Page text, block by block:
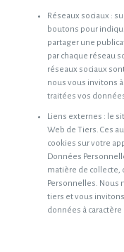
Réseaux sociaux :
boutons pour
partager une
par chaque réseau
réseaux sociaux
nous vous invitons
traitées vos
Liens externes : le
Web de Tiers. Ces
cookies sur votre
Données
matière de collecte,
Personnelles. Nous
tiers et vous
données à